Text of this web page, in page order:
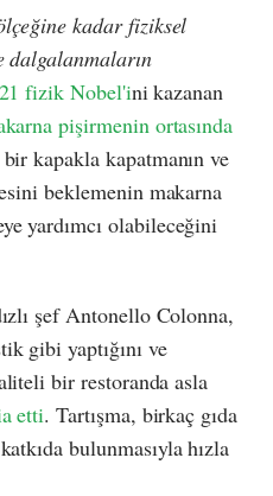
kadar fiziksel
dalgalanmaların
fizik Nobel'ini kazanan
pişirmenin ortasında
bir kapakla kapatmanın ve
beklemenin makarna
yardımcı olabileceğini
şef Antonello Colonna,
gibi yaptığını ve
bir restoranda asla
etti. Tartışma, birkaç gıda
bulunmasıyla hızla